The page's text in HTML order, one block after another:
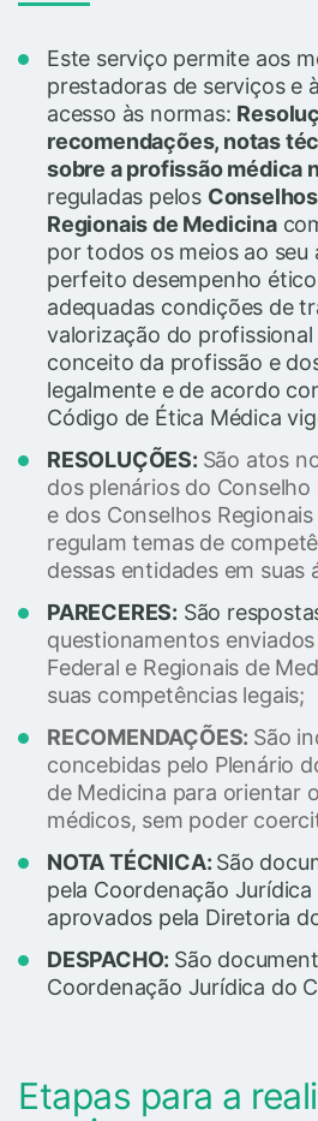
Este serviço permite aos
prestadoras de serviços e
acesso às normas:
recomendações, notas
sobre a profissão médica
reguladas pelos
Regionais de Medicina
por todos os meios ao seu
perfeito desempenho
adequadas condições de
valorização do
conceito da profissão e
legalmente e de acordo
Código de Ética Médica
RESOLUÇÕES: São atos
dos plenários do Conselho
e dos Conselhos
regulam temas de
dessas entidades em suas
PARECERES: São
questionamentos
Federal e Regionais de
suas competências legais;
RECOMENDAÇÕES: São
concebidas pelo Plenário
de Medicina para orientar
médicos, sem poder
NOTA TÉCNICA: São
pela Coordenação Jurídica
aprovados pela Diretoria
DESPACHO: São
Coordenação Jurídica do
Etapas para a